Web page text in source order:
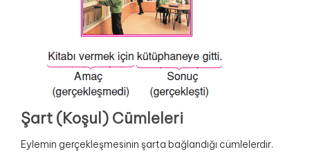
Şart (Koşul) Cümleleri
Eylemin gerçekleşmesinin şarta bağlandığı cümlelerdir.